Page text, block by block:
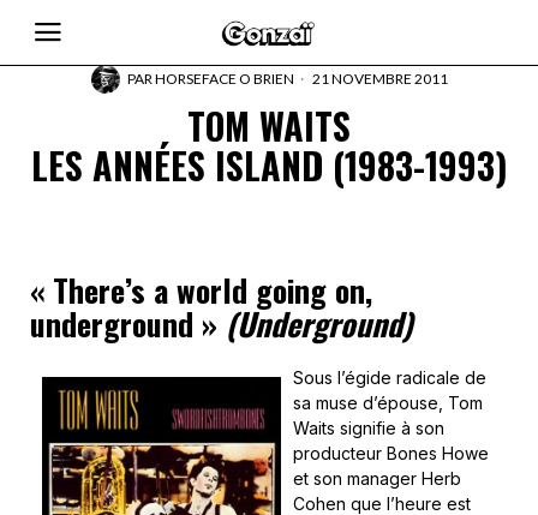
PARHORSEFACE O BRIEN 21 NOVEMBRE 2011
TOM WAITS
LES ANNÉES ISLAND (1983-1993)
« There’s a world going on,
underground » (Underground)
Sous l’égide radicale de
sa muse d’épouse, Tom
Waits signifie à son
producteur Bones Howe
et son manager Herb
Cohen que l’heure est